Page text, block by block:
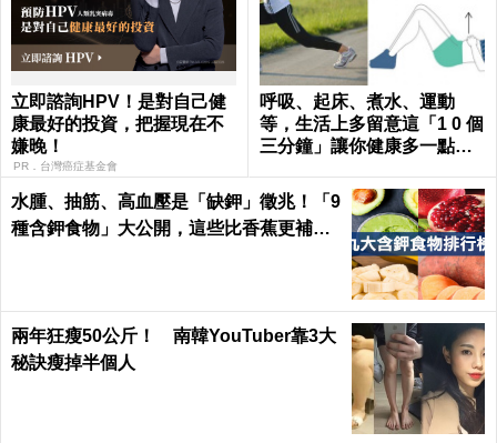
立即諮詢HPV！是對自己健
康最好的投資，把握現在不
嫌晚！
PR．台灣癌症基金會
呼吸、起床、煮水、運動
等，生活上多留意這「1 0 個
三分鐘」讓你健康多一點，
水腫、抽筋、高血壓是「缺鉀」徵兆！「9
種含鉀食物」大公開，這些比香蕉更補鉀
兩年狂瘦50公斤！ 南韓YouTuber靠3大
秘訣瘦掉半個人